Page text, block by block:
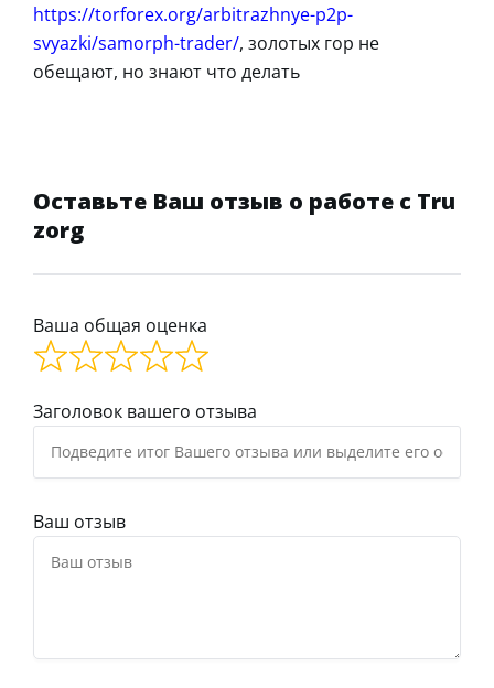
https://torforex.org/arbitrazhnye-p2p-
svyazki/samorph-trader/, золотых гор не
обещают, но знают что делать
Оставьте Ваш отзыв о работе с Tru
zorg
Ваша общая оценка
Заголовок вашего отзыва
Ваш отзыв